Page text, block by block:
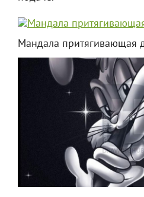
Мандала притягивающая